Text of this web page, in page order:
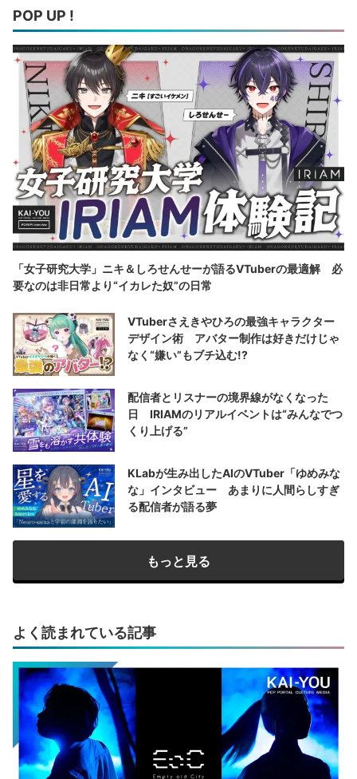
POP UP !
「女子研究大学」ニキ＆しろせんせーが語るVTuberの最適解 必
要なのは非日常より“イカレた奴”の日常
VTuberさえきやひろの最強キャラクター
デザイン術 アバター制作は好きだけじゃ
なく“嫌い”もブチ込む!?
配信者とリスナーの境界線がなくなった
日 IRIAMのリアルイベントは“みんなでつ
くり上げる”
KLabが生み出したAIのVTuber「ゆめみな
な」インタビュー あまりに人間らしすぎ
る配信者が語る夢
もっと見る
よく読まれている記事